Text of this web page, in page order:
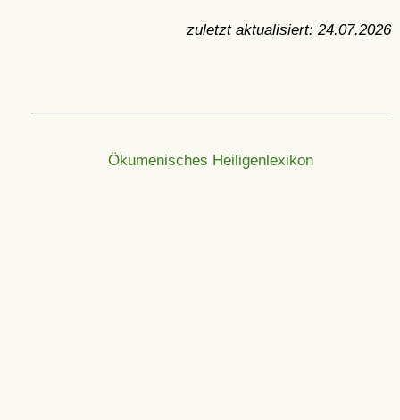
zuletzt aktualisiert: 24.07.2026
Ökumenisches Heiligenlexikon